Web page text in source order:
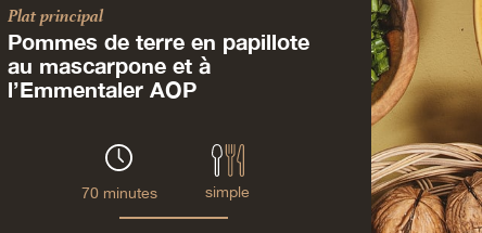
Plat principal
Pommes de terre en papillote
au mascarpone et à
l’Emmentaler AOP
70 minutes simple